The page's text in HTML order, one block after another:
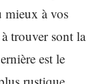
mieux à vos
trouver sont la
est le